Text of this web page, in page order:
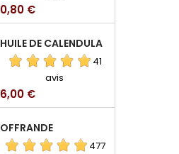
Prix
0,80 €
HUILE DE CALENDULA
41
avis
Prix
6,00 €
OFFRANDE
477